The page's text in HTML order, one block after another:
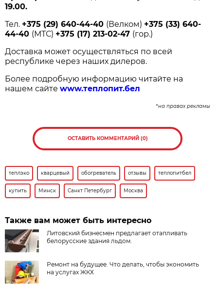
19.00.
Тел. +375 (29) 640-44-40 (Велком) +375 (33) 640-
44-40 (МТС) +375 (17) 213-02-47 (гор.)
Доставка может осуществляться по всей
республике через наших дилеров.
Более подробную информацию читайте на
нашем сайтеwww.теплопит.бел
*на правах рекламы
ОСТАВИТЬ КОММЕНТАРИЙ (0)
теплэко кварцевый обогреватель отзывы теплопитбел
купить Минск Санкт Петербург Москва
Также вам может быть интересно
Литовский бизнесмен предлагает отапливать
белорусские здания льдом.
Ремонт на будущее. Что делать, чтобы экономить
на услугах ЖКХ